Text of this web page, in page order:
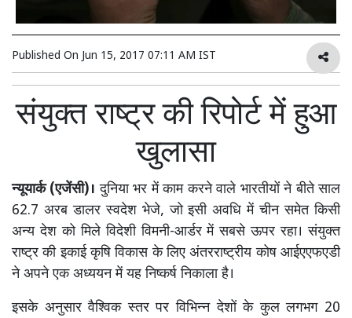
Published On Jun 15, 2017 07:11 AM IST
संयुक्त राष्ट्र की रिपोर्ट में हुआ
खुलासा
न्यूयार्क (एजेंसी)। दुनिया भर में काम करने वाले भारतीयों ने बीते साल
62.7 अरब डालर स्वदेश भेजे, जो इसी अवधि में चीन समेत किसी
अन्य देश को मिले विदेशी विमनी-आर्डर में सबसे ऊपर रहा। संयुक्त
राष्ट्र की इकाई कृषि विकास के लिए अंतरराष्ट्रीय कोष आईएएफएडी
ने अपने एक अध्ययन में यह निष्कर्ष निकाला है।
इसके अनुसार वैश्विक स्तर पर विभिन्न देशों के कुल लगभग 20